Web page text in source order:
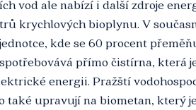
vod ale nabízí i další zdroje
krychlových bioplynu. V
kde se 60 procent
přímo čistírna, která
energii. Pražští
upravují na biometan, který